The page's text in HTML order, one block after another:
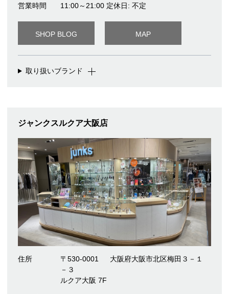
営業時間 11:00～21:00 定休日: 不定
SHOP BLOG MAP
取り扱いブランド
ジャンクスルクア大阪店
住所 〒530-0001
大阪府大阪市北区梅田３－１
－３
ルクア大阪 7F